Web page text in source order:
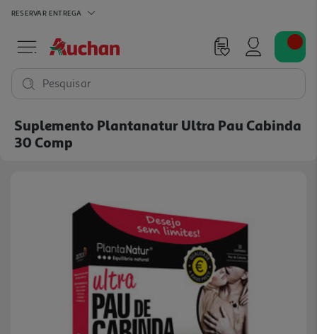
RESERVAR ENTREGA
Pesquisar
Suplemento Plantanatur Ultra Pau Cabinda
30 Comp